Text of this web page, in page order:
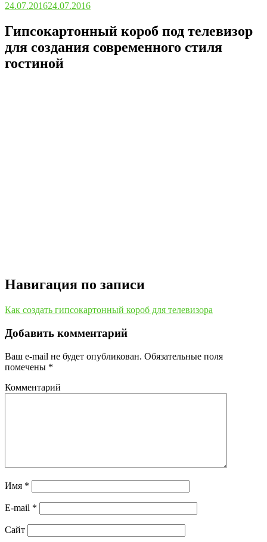
24.07.201624.07.2016
Гипсокартонный короб под телевизор
для создания современного стиля
гостиной
Навигация по записи
Как создать гипсокартонный короб для телевизора
Добавить комментарий
Ваш e-mail не будет опубликован. Обязательные поля
помечены *
Комментарий
Имя *
E-mail *
Сайт